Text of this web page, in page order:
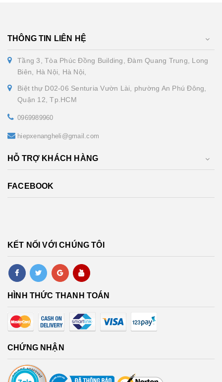
THÔNG TIN LIÊN HỆ
Tầng 3, Tòa Phúc Đồng Building, Đàm Quang Trung, Long
Biên, Hà Nội, Hà Nội,
Biệt thự D02-06 Senturia Vườn Lài, phường An Phú Đông,
Quận 12, Tp.HCM
0969989960
hiepxenangheli@gmail.com
HỖ TRỢ KHÁCH HÀNG
FACEBOOK
KẾT NỐI VỚI CHÚNG TÔI
HÌNH THỨC THANH TOÁN
CHỨNG NHẬN